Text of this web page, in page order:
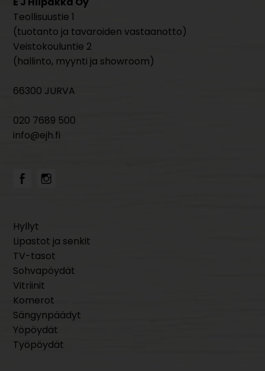
Teollisuustie 1
(tuotanto ja tavaroiden vastaanotto)
Veistokouluntie 2
(hallinto, myynti ja showroom)
66300 JURVA
020 7689 500
info@ejh.fi
Hyllyt
Lipastot ja senkit
TV-tasot
Sohvapöydät
Vitriinit
Komerot
Sängynpäädyt
Yöpöydät
Työpöydät